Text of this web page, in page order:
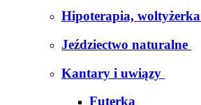
Hipoterapia, woltyżerka
Jeździectwo naturalne
Kantary i uwiązy
Futerka